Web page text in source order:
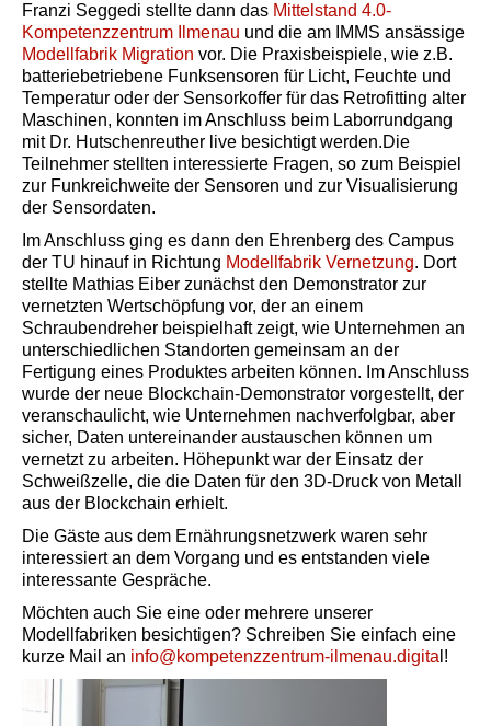
Franzi Seggedi stellte dann das Mittelstand 4.0-
Kompetenzzentrum Ilmenau und die am IMMS ansässige
Modellfabrik Migration vor. Die Praxisbeispiele, wie z.B.
batteriebetriebene Funksensoren für Licht, Feuchte und
Temperatur oder der Sensorkoffer für das Retrofitting alter
Maschinen, konnten im Anschluss beim Laborrundgang
mit Dr. Hutschenreuther live besichtigt werden.Die
Teilnehmer stellten interessierte Fragen, so zum Beispiel
zur Funkreichweite der Sensoren und zur Visualisierung
der Sensordaten.
Im Anschluss ging es dann den Ehrenberg des Campus
der TU hinauf in Richtung Modellfabrik Vernetzung. Dort
stellte Mathias Eiber zunächst den Demonstrator zur
vernetzten Wertschöpfung vor, der an einem
Schraubendreher beispielhaft zeigt, wie Unternehmen an
unterschiedlichen Standorten gemeinsam an der
Fertigung eines Produktes arbeiten können. Im Anschluss
wurde der neue Blockchain-Demonstrator vorgestellt, der
veranschaulicht, wie Unternehmen nachverfolgbar, aber
sicher, Daten untereinander austauschen können um
vernetzt zu arbeiten. Höhepunkt war der Einsatz der
Schweißzelle, die die Daten für den 3D-Druck von Metall
aus der Blockchain erhielt.
Die Gäste aus dem Ernährungsnetzwerk waren sehr
interessiert an dem Vorgang und es entstanden viele
interessante Gespräche.
Möchten auch Sie eine oder mehrere unserer
Modellfabriken besichtigen? Schreiben Sie einfach eine
kurze Mail an info@kompetenzzentrum-ilmenau.digita l!